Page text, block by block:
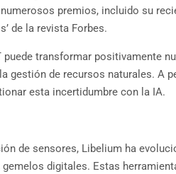
premios, incluido su
de la revista Forbes.
transformar positivamente
gestión de recursos naturales. A
esta incertidumbre con la IA.
de sensores, Libelium ha
gemelos digitales. Estas